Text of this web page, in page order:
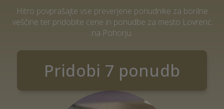
Hitro povprašajte vse preverjene ponudnike za borilne
veščine ter pridobite cene in ponudbe za mesto Lovrenc
na Pohorju.
Pridobi 7 ponudb